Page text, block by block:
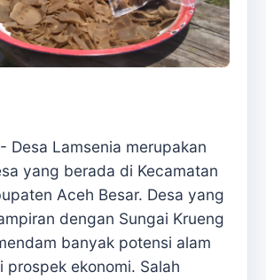
Desa Lamsenia merupakan
yang berada di Kecamatan
Aceh Besar. Desa yang
dengan Sungai Krueng
banyak potensi alam
prospek ekonomi. Salah